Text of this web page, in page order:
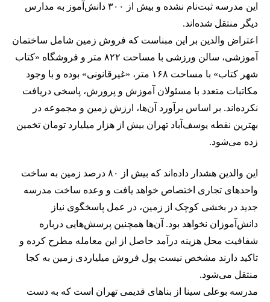
این مدرسه ثبت‌نام نشده و بیش از ۳۰۰ دانش‌آموز به مدارس
دیگر منتقل شده‌اند.
اعتراض والدین بر این مبناست که فروش زمین شامل ساختمان
آموزشی، سالن ورزشی با مساحت ۸۲۲ متر و فروشگاه «کتاب
شهر کتاب» با مساحت ۱۶۸ متر، «غیرقانونی» بوده و با وجود
مکاتبات متعدد با مسئولان آموزش و پرورش، پاسخی دریافت
نکرده‌اند. بر اساس برآورد آن‌ها، ارزش زمین و مجموعه در
بهترین نقطه یوسف‌آباد تهران بیش از هزار میلیارد تومان تخمین
زده می‌شود.
این والدین هشدار داده‌اند که بیش از ۸۰ درصد زمین به ساخت
واحدهای تجاری اختصاص خواهد یافت و وعده ساخت مدرسه
جدید در بخشی کوچک از زمین، در عمل پاسخگوی نیاز
دانش‌آموزان نخواهد بود. آن‌ها همچنین پرسش‌هایی درباره
شفافیت محل هزینه درآمد حاصل از این معامله مطرح کرده و
تاکید دارند مشخص نیست پول فروش میلیاردی زمین به کجا
منتقل می‌شود.
مدرسه بوعلی سینا از بناهای قدیمی تهران است که به دست